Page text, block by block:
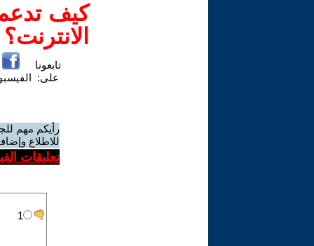
كيف
الانترنت؟
تابعونا
على:
رأيكم مهم
للاطلاع
تعليقات